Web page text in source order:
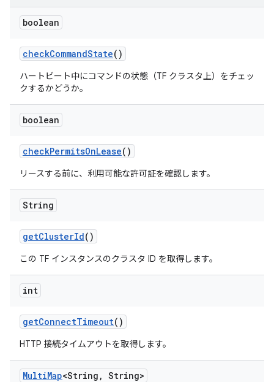
boolean
checkCommandState()
ハートビート中にコマンドの状態（TF クラスタ上）をチェッ
クするかどうか。
boolean
checkPermitsOnLease()
リースする前に、利用可能な許可証を確認します。
String
getClusterId()
この TF インスタンスのクラスタ ID を取得します。
int
getConnectTimeout()
HTTP 接続タイムアウトを取得します。
MultiMap<String , String>